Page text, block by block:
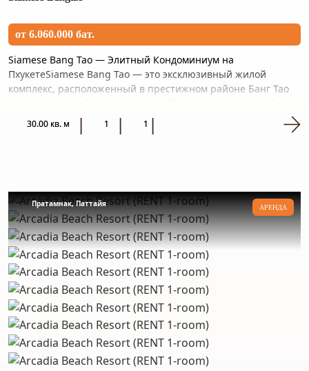
от 6.060.000 бат.
Siamese Bang Tao — Элитный Кондоминиум на
ПхукетеSiamese Bang Tao — это эксклюзивный жилой
комплекс, расположенный в престижном районе Банг Тао
известными тайскими...
30.00 кв. м 1 1
Пратамнак, Паттайя АРЕНДА